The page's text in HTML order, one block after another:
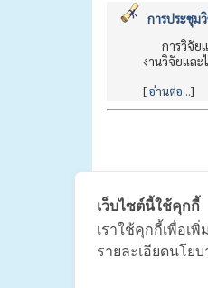
การประชุม
การวิจัยแ
งานวิจัยและ
[อ่านต่อ...]
เว็บไซต์นี้ใช้คุกกี้
เราใช้คุกกี้เพื่อเ
รายละเอียดนโย